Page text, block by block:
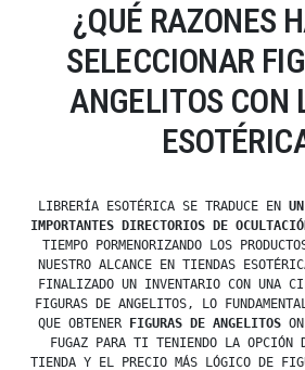
¿QUÉ RAZONES
SELECCIONAR
ANGELITOS CON
LIBRERÍA ESOTÉRICA SE TRADUCE EN
IMPORTANTES DIRECTORIOS DE
TIEMPO PORMENORIZANDO LOS
NUESTRO ALCANCE EN TIENDAS
FINALIZADO UN INVENTARIO CON UNA
FIGURAS DE ANGELITOS, LO
QUE OBTENER
FIGURAS DE ANGELITOS
FUGAZ PARA TI TENIENDO LA OPCIÓN
TIENDA Y EL PRECIO MÁS LÓGICO DE